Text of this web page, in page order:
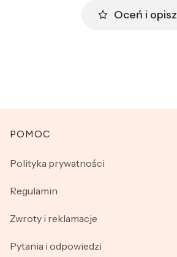
Oceń i opisz
Linki w stopce
POMOC
Polityka prywatności
Regulamin
Zwroty i reklamacje
Pytania i odpowiedzi